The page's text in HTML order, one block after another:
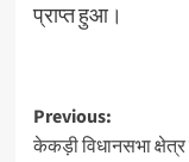
प्राप्त हुआ।
Previous:
केकड़ी विधानसभा